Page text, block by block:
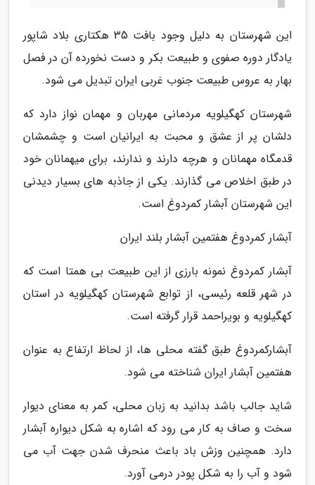
این شهرستان به دلیل وجود بافت 35 هکتاری بلاد شاپور
یادگار دوره صفوی و طبیعت بکر و دست نخورده آن در فصل
بهار به عروس طبیعت جنوب غربی ایران تبدیل می شود.
شهرستان کهگیلویه مردمانی مهربان و مهمان نواز دارد که
دلشان پر از عشق و محبت به ایرانیان است و چشمشان
قدمگاه مهمانان و هرچه دارند و ندارند، برای میهمانان خود
در طبق اخلاص می گذارند. یکی از جاذبه های بسیار دیدنی
این شهرستان آبشار کمردوغ است.
آبشار کمردوغ هفتمین آبشار بلند ایران
آبشار کمردوغ نمونه بارزی از این طبیعت بی همتا است که
در شهر قلعه رئیسی، از توابع شهرستان کهگیلویه در استان
کهگیلویه و بویراحمد قرار گرفته است.
آبشارکمردوغ طبق گفته محلی ها، از لحاظ ارتفاع به عنوان
هفتمین آبشار ایران شناخته می شود.
شاید جالب باشد بدانید به زبان محلی، کمر به معنای دیوار
سخت و صاف به کار می رود که اشاره به شکل دیواره آبشار
دارد. همچنین وزش باد باعث منحرف شدن جهت آب می
شود و آب را به شکل پودر درمی آورد.